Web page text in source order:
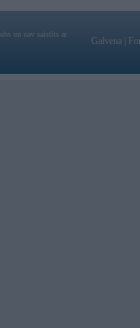
un nav saistīts ar
Galvena